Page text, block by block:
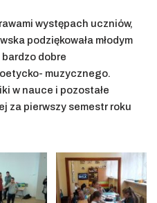
występach uczniów,
podziękowała młodym
dobre
muzycznego.
w nauce i pozostałe
za pierwszy semestr roku